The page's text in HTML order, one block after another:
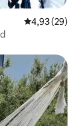
Gemiddelde
4,93 (29)